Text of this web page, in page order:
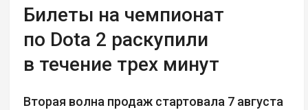
Билеты на чемпионат
по Dota 2 раскупили
в течение трех минут
Вторая волна продаж стартовала 7 августа